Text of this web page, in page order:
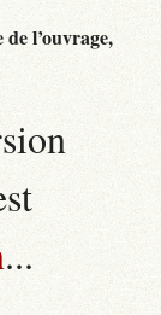
de l’ouvrage,
...